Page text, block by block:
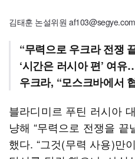
김태훈 논설위원 af103@segye.com
“무력으로 우크라 전쟁
‘시간은 러시아 편’ 여
우크라, “모스크바에서
블라디미르 푸틴 러시아
냥해 “무력으로 전쟁을 끝
했다. “그것(무력 사용)만